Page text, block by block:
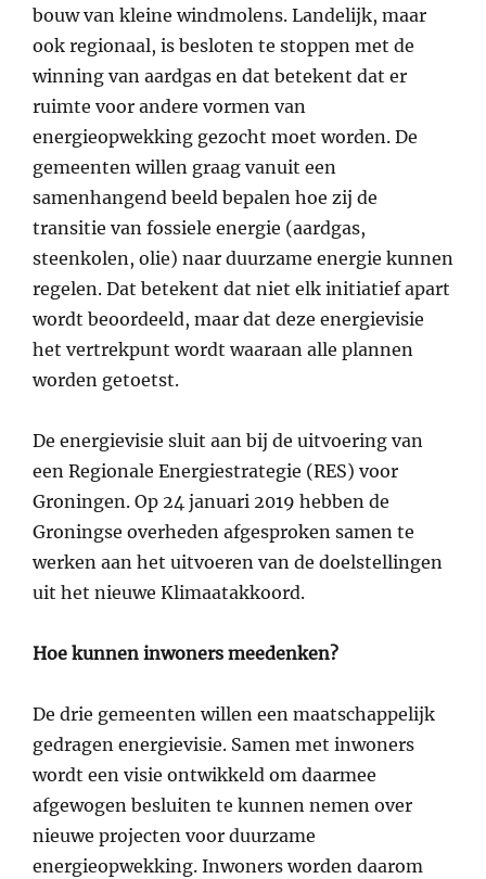
bouw van kleine windmolens. Landelijk, maar
ook regionaal, is besloten te stoppen met de
winning van aardgas en dat betekent dat er
ruimte voor andere vormen van
energieopwekking gezocht moet worden. De
gemeenten willen graag vanuit een
samenhangend beeld bepalen hoe zij de
transitie van fossiele energie (aardgas,
steenkolen, olie) naar duurzame energie kunnen
regelen. Dat betekent dat niet elk initiatief apart
wordt beoordeeld, maar dat deze energievisie
het vertrekpunt wordt waaraan alle plannen
worden getoetst.
De energievisie sluit aan bij de uitvoering van
een Regionale Energiestrategie (RES) voor
Groningen. Op 24 januari 2019 hebben de
Groningse overheden afgesproken samen te
werken aan het uitvoeren van de doelstellingen
uit het nieuwe Klimaatakkoord.
Hoe kunnen inwoners meedenken?
De drie gemeenten willen een maatschappelijk
gedragen energievisie. Samen met inwoners
wordt een visie ontwikkeld om daarmee
afgewogen besluiten te kunnen nemen over
nieuwe projecten voor duurzame
energieopwekking. Inwoners worden daarom